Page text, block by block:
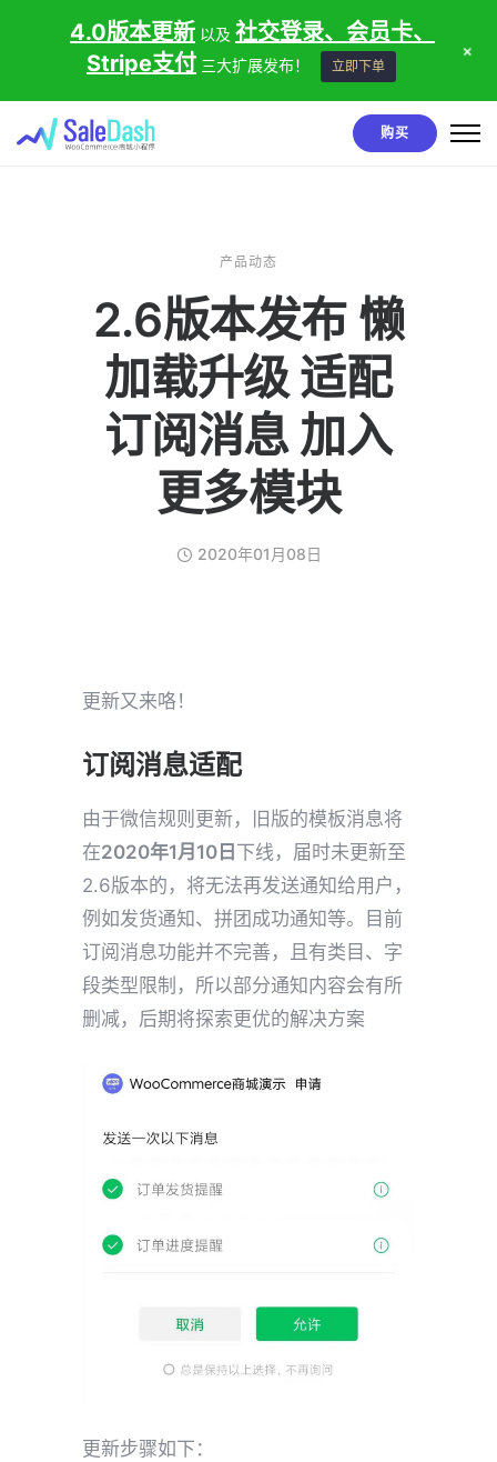
购买
产品动态
2.6版本发布 懒
加载升级 适配
订阅消息 加入
更多模块
2020年01月08日
更新又来咯！
订阅消息适配
由于微信规则更新，旧版的模板消息将
在2020年1月10日 下线，届时未更新至
2.6版本的，将无法再发送通知给用户，
例如发货通知、拼团成功通知等。目前
订阅消息功能并不完善，且有类目、字
段类型限制，所以部分通知内容会有所
删减，后期将探索更优的解决方案
更新步骤如下：
4.0版本更新 以及 社交登录、会员卡、
Stripe支付 三大扩展发布！ 立即下单
+